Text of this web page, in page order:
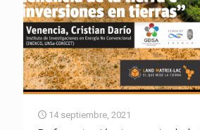
14 septiembre, 2021